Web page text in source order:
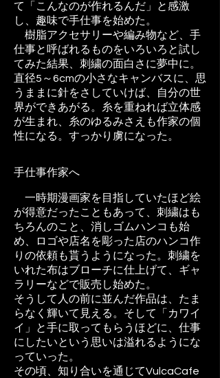
て「こんなのが作れるんだ」と感激
し、趣味で手仕事を始めた。
樹脂アクセサリーや編み物など、手
仕事と呼ばれるものをいろいろと試し
てみた結果、刺繍の面白さに夢中に。
直径5～6cmの小さなキャンバスに、思
うままに針をさしていけば、自分の世
界ができあがる。糸を重ねれば立体感
が生まれ、糸のゆるみさえも作家の個
性になる。すっかり虜になった。
手仕事作家へ
一時期漫画家を目指していたほど絵
が得意だったこともあって、刺繍はも
ちろんのこと、消しゴムハンコも始
め、ロゴや店名を彫った店のハンコ作
りの依頼も貰うようになった。刺繍を
いれた布はブローチに仕上げて、ギャ
ラリーなどで販売し始めた。
そうして人の前に並んだ作品は、たま
らなく輝いて見える。そして「カワイ
イ」と手に取ってもらうほどに、仕事
にしたいという思いは溢れるようにな
っていった。
その頃、知り合いを通じてVulcaCafe